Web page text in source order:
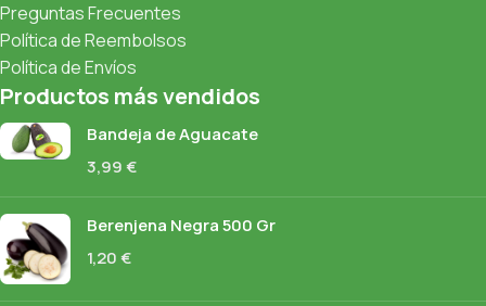
Preguntas Frecuentes
Política de Reembolsos
Política de Envíos
Productos más vendidos
Bandeja de Aguacate
3,99€
Berenjena Negra 500 Gr
1,20€